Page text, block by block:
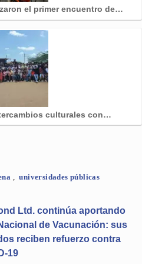
el primer encuentro de…
culturales con…
universidades públicas
Ltd. continúa aportando
de Vacunación: sus
reciben refuerzo contra
19